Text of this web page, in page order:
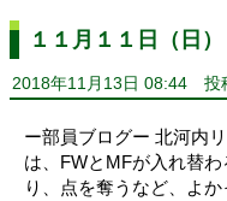
１１月１１日（日）
2018年11月13日 08:44 投
ー部員ブログー 北河内
は、FWとMFが入れ替
り、点を奪うなど、よ